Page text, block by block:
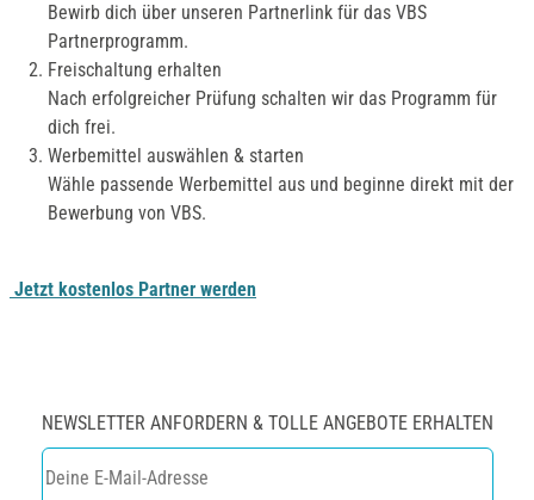
Bewirb dich über unseren Partnerlink für das VBS
Partnerprogramm.
Freischaltung erhalten
Nach erfolgreicher Prüfung schalten wir das Programm für
dich frei.
Werbemittel auswählen & starten
Wähle passende Werbemittel aus und beginne direkt mit der
Bewerbung von VBS.
Jetzt kostenlos Partner werden
NEWSLETTER ANFORDERN & TOLLE ANGEBOTE ERHALTEN